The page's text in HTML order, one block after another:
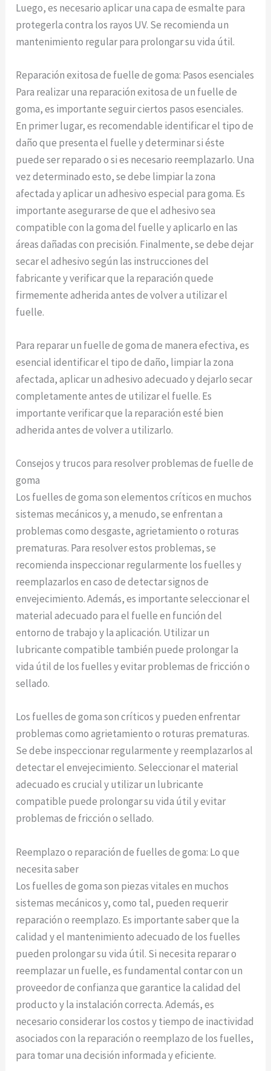
Luego, es necesario aplicar una capa de esmalte para
protegerla contra los rayos UV. Se recomienda un
mantenimiento regular para prolongar su vida útil.
Reparación exitosa de fuelle de goma: Pasos esenciales
Para realizar una reparación exitosa de un fuelle de
goma, es importante seguir ciertos pasos esenciales.
En primer lugar, es recomendable identificar el tipo de
daño que presenta el fuelle y determinar si éste
puede ser reparado o si es necesario reemplazarlo. Una
vez determinado esto, se debe limpiar la zona
afectada y aplicar un adhesivo especial para goma. Es
importante asegurarse de que el adhesivo sea
compatible con la goma del fuelle y aplicarlo en las
áreas dañadas con precisión. Finalmente, se debe dejar
secar el adhesivo según las instrucciones del
fabricante y verificar que la reparación quede
firmemente adherida antes de volver a utilizar el
fuelle.
Para reparar un fuelle de goma de manera efectiva, es
esencial identificar el tipo de daño, limpiar la zona
afectada, aplicar un adhesivo adecuado y dejarlo secar
completamente antes de utilizar el fuelle. Es
importante verificar que la reparación esté bien
adherida antes de volver a utilizarlo.
Consejos y trucos para resolver problemas de fuelle de
goma
Los fuelles de goma son elementos críticos en muchos
sistemas mecánicos y, a menudo, se enfrentan a
problemas como desgaste, agrietamiento o roturas
prematuras. Para resolver estos problemas, se
recomienda inspeccionar regularmente los fuelles y
reemplazarlos en caso de detectar signos de
envejecimiento. Además, es importante seleccionar el
material adecuado para el fuelle en función del
entorno de trabajo y la aplicación. Utilizar un
lubricante compatible también puede prolongar la
vida útil de los fuelles y evitar problemas de fricción o
sellado.
Los fuelles de goma son críticos y pueden enfrentar
problemas como agrietamiento o roturas prematuras.
Se debe inspeccionar regularmente y reemplazarlos al
detectar el envejecimiento. Seleccionar el material
adecuado es crucial y utilizar un lubricante
compatible puede prolongar su vida útil y evitar
problemas de fricción o sellado.
Reemplazo o reparación de fuelles de goma: Lo que
necesita saber
Los fuelles de goma son piezas vitales en muchos
sistemas mecánicos y, como tal, pueden requerir
reparación o reemplazo. Es importante saber que la
calidad y el mantenimiento adecuado de los fuelles
pueden prolongar su vida útil. Si necesita reparar o
reemplazar un fuelle, es fundamental contar con un
proveedor de confianza que garantice la calidad del
producto y la instalación correcta. Además, es
necesario considerar los costos y tiempo de inactividad
asociados con la reparación o reemplazo de los fuelles,
para tomar una decisión informada y eficiente.